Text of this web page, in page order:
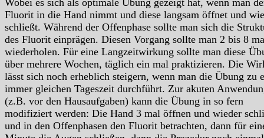
Wobei es sich als optimale Übung gezeigt hat, wenn man
Fluorit in die Hand nimmt und diese langsam öffnet und
schließt. Während der Offenphase sollte man sich die
des Fluorit einprägen. Diesen Vorgang sollte man 2 bis 8
wiederholen. Für eine Langzeitwirkung sollte man diese
über mehrere Wochen, täglich ein mal praktizieren. Die
lässt sich noch erheblich steigern, wenn man die Übung zu
immer gleichen Tageszeit durchführt. Zur akuten
(z.B. vor den Hausaufgaben) kann die Übung in so fern
modifiziert werden: Die Hand 3 mal öffnen und wieder
und in den Offenphasen den Fluorit betrachten, dann für